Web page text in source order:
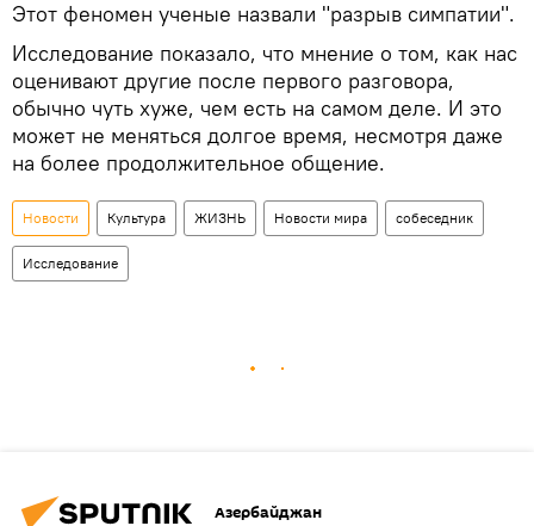
Этот феномен ученые назвали "разрыв симпатии".
Исследование показало, что мнение о том, как нас
оценивают другие после первого разговора,
обычно чуть хуже, чем есть на самом деле. И это
может не меняться долгое время, несмотря даже
на более продолжительное общение.
Новости Культура ЖИЗНЬ Новости мира собеседник
Исследование
Азербайджан